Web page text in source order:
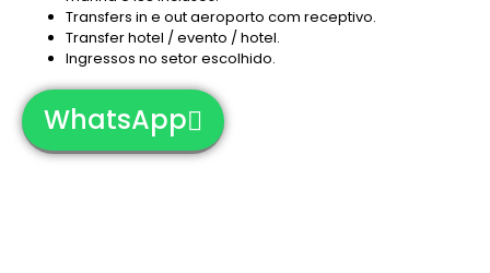
Transfers in e out aeroporto com receptivo.
Transfer hotel / evento / hotel.
Ingressos no setor escolhido.
WhatsApp